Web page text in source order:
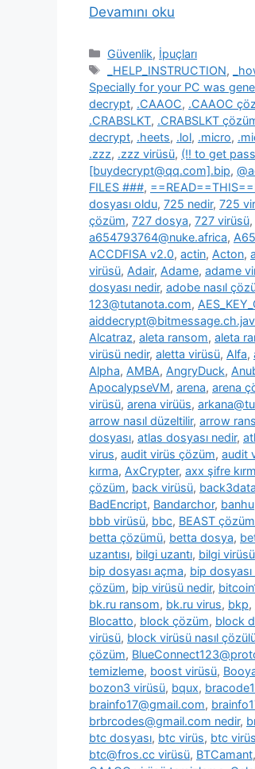
Devamını oku
Kategoriler
Güvenlik, İpuçları
Etiketler
_HELP_INSTRUCTION,
Specially for your PC was
decrypt, .CAAOC, .CAAOC
.CRABSLKT, .CRABSLKT
decrypt, .heets, .lol, .micro,
.zzz, .zzz virüsü, (!! to get
[buydecrypt@qq.com].bip,
FILES ###,
dosyası oldu, 725 nedir, 725
çözüm, 727 dosya, 727 virüsü,
a654793764@nuke.africa,
ACCDFISA v2.0, actin, Acton,
virüsü, Adair, Adame, adame
dosyası nedir, adobe nasıl
123@tutanota.com,
Alcatraz, aleta ransom, aleta
virüsü nedir, aletta virüsü, Alfa,
Alpha, AMBA, AngryDuck,
ApocalypseVM, arena, arena
virüsü, arena virüüs,
arrow nasıl düzeltilir, arrow
dosyası, atlas dosyası nedir,
virus, audit virüs çözüm, audit
kırma, AxCrypter, axx şifre
çözüm, back virüsü,
BadEncript, Bandarchor, banhu
bbb virüsü, bbc, BEAST
betta çözümü, betta dosya,
uzantısı, bilgi uzantı, bilgi virüsü
bip dosyası açma, bip
çözüm, bip virüsü nedir,
bk.ru ransom, bk.ru virus, bkp,
Blocatto, block çözüm, block
virüsü, block virüsü nasıl
çözüm,
temizleme, boost virüsü,
bozon3 virüsü, bqux,
brainfo17@gmail.com,
brbrcodes@gmail.com nedir,
btc dosyası, btc virüs, btc
btc@fros.cc virüsü, BTCamant,